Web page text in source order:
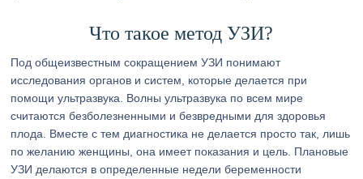
Что такое метод УЗИ?
Под общеизвестным сокращением УЗИ понимают
исследования органов и систем, которые делается при
помощи ультразвука. Волны ультразвука по всем мире
считаются безболезненными и безвредными для здоровья
плода. Вместе с тем диагностика не делается просто так, лишь
по желанию женщины, она имеет показания и цель. Плановые
УЗИ делаются в определенные недели беременности